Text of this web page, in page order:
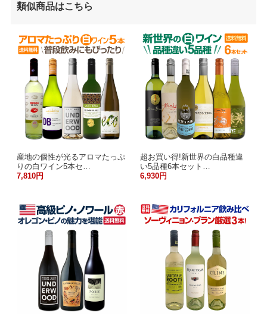
類似商品はこちら
産地の個性が光るアロマたっぷ
りの白ワイン5本セ…
7,810円
超お買い得!新世界の白品種違
い5品種6本セット…
6,930円